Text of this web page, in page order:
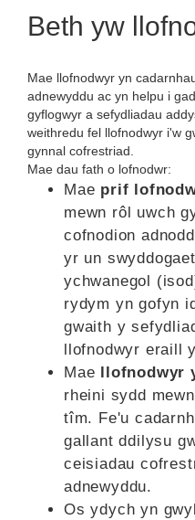
Beth yw
Mae llofnodwyr yn
adnewyddu ac yn helpu i
gyflogwyr a sefydliadau
weithredu fel llofnodwyr i'w
gynnal cofrestriad.
Mae dau fath o lofnodwr:
Mae prif
mewn rôl uwch
cofnodion
yr un
ychwanegol
rydym yn gofyn
gwaith y
llofnodwyr eraill
Mae
llofnodwyr
rheini sydd
tîm. Fe'u
gallant ddilysu
ceisiadau
adnewyddu.
Os ydych yn